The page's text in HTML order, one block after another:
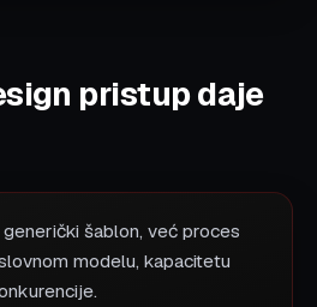
pristup daje
šablon, već proces
modelu, kapacitetu